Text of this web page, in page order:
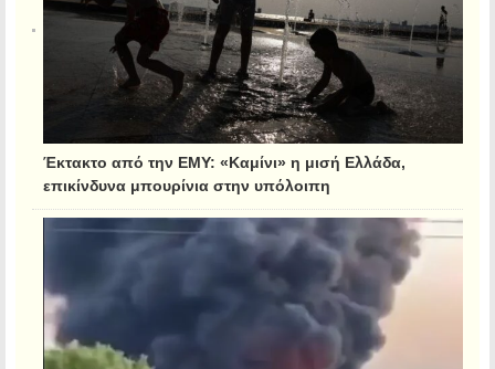
Έκτακτο από την ΕΜΥ: «Καμίνι» η μισή Ελλάδα,
επικίνδυνα μπουρίνια στην υπόλοιπη